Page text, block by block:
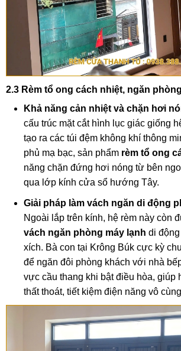
2.3 Rèm tổ ong cách nhiệt, ngăn
Khả năng cản nhiệt và chặn hơi
cấu trúc mặt cắt hình lục giác giống
tạo ra các túi đệm không khí thông
phủ mạ bạc, sản phẩm rèm tổ ong
năng chặn đứng hơi nóng từ bên
qua lớp kính cửa sổ hướng Tây.
Giải pháp làm vách ngăn di động
Ngoài lắp trên kính, hệ rèm này còn
vách ngăn phòng máy lạnh di
xích. Bà con tại Krông Búk cực kỳ
để ngăn đôi phòng khách với nhà
vực cầu thang khi bật điều hòa, giúp
thất thoát, tiết kiệm điện năng vô